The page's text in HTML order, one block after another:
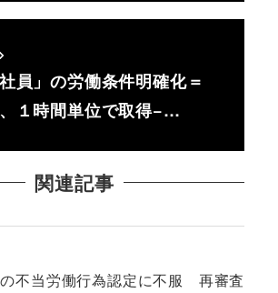
員」の労働条件明確化＝
１時間単位で取得−…
関連記事
不当労働行為認定に不服 再審査